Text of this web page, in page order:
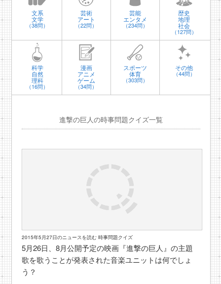
文系
文学
（38問）
芸術
アート
（22問）
芸能
エンタメ
（234問）
歴史
地理
社会
（127問）
科学
自然
理科
（16問）
漫画
アニメ
ゲーム
（34問）
スポーツ
体育
（303問）
その他
（44問）
進撃の巨人の時事問題クイズ一覧
2015年5月27日のニュースを読む 時事問題クイズ
5月26日、8月公開予定の映画『進撃の巨人』の主題
歌を歌うことが発表された音楽ユニットは何でしょ
う？